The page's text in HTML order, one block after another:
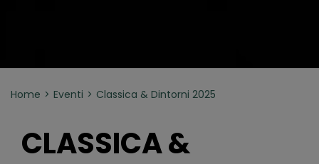
Home Eventi Classica & Dintorni 2025
CLASSICA &